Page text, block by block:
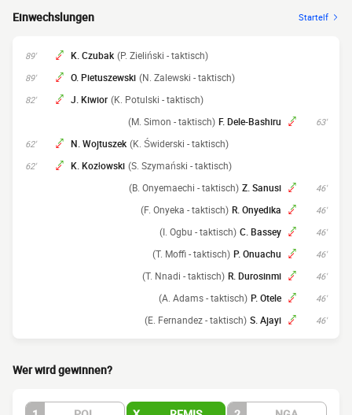
Einwechslungen Startelf
89' K. Czubak (P. Zieliński - taktisch)
89' O. Pietuszewski (N. Zalewski - taktisch)
82' J. Kiwior (K. Potulski - taktisch)
63'
F. Dele-Bashiru
(M. Simon - taktisch)
62' N. Wojtuszek (K. Świderski - taktisch)
62' K. Kozłowski (S. Szymański - taktisch)
46'
Z. Sanusi
(B. Onyemaechi - taktisch)
46'
R. Onyedika
(F. Onyeka - taktisch)
46'
C. Bassey
(I. Ogbu - taktisch)
46'
P. Onuachu
(T. Moffi - taktisch)
46'
R. Durosinmi
(T. Nnadi - taktisch)
46'
P. Otele
(A. Adams - taktisch)
46'
S. Ajayi
(E. Fernandez - taktisch)
Wer wird gewinnen?